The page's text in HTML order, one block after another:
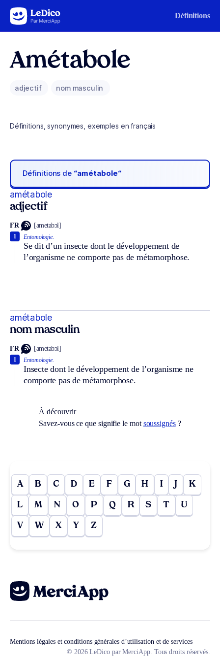
Aller au contenu Définitions
Amétabole
adjectif nom masculin
Définitions, synonymes, exemples en français
Définitions de “amétabole“
amétabole
adjectif
FR [ametabɔl]
Entomologie.
Se dit d’un insecte dont le développement de
l’organisme ne comporte pas de métamorphose.
1
amétabole
nom masculin
FR [ametabɔl]
Entomologie.
Insecte dont le développement de l’organisme ne
comporte pas de métamorphose.
1
À découvrir
Savez-vous ce que signifie le mot soussignés?
A B C D E F G H I J K
L M N O P Q R S T U
V W X Y Z
Mentions légales et conditions générales d’utilisation et de services
© 2026 LeDico par MerciApp. Tous droits réservés.